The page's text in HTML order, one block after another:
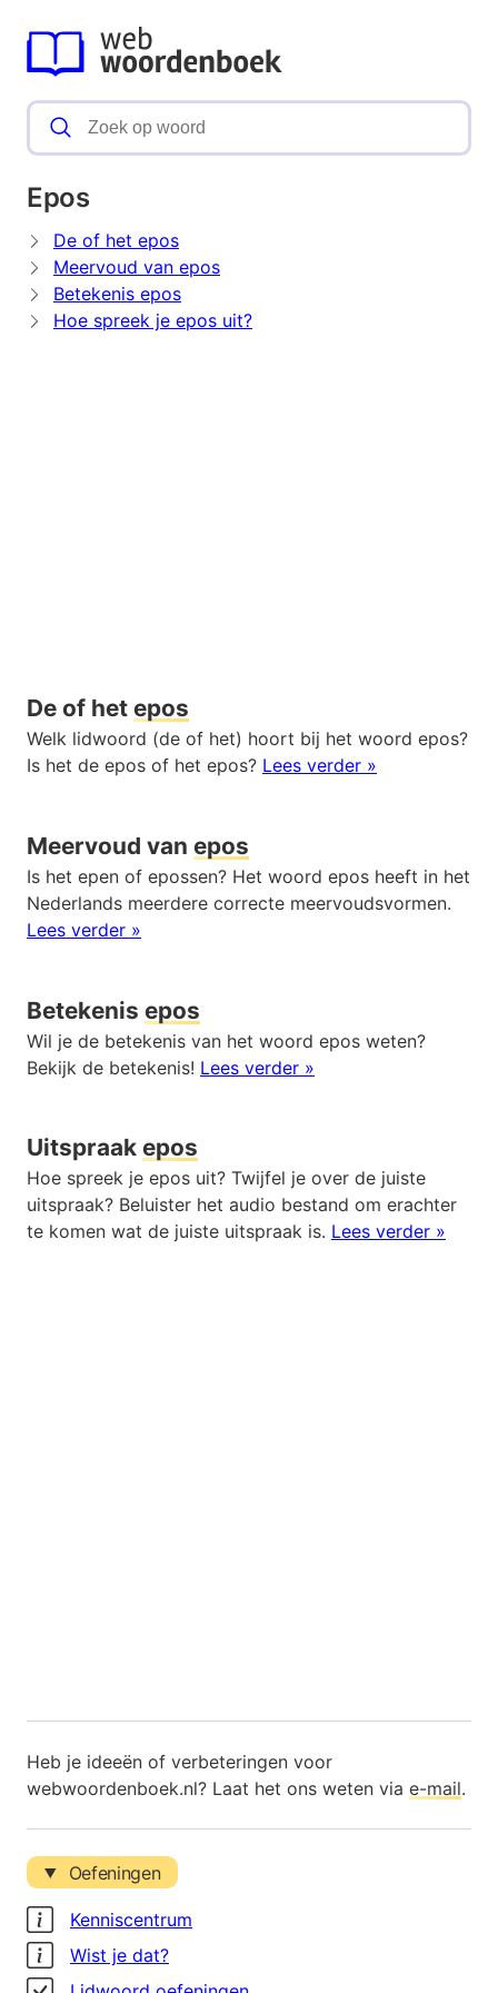
Epos
De of het epos
Meervoud van epos
Betekenis epos
Hoe spreek je epos uit?
De of het epos
Welk lidwoord (de of het) hoort bij het woord epos?
Is het de epos of het epos? Lees verder »
Meervoud van epos
Is het epen of epossen? Het woord epos heeft in het
Nederlands meerdere correcte meervoudsvormen.
Lees verder »
Betekenis epos
Wil je de betekenis van het woord epos weten?
Bekijk de betekenis! Lees verder »
Uitspraak epos
Hoe spreek je epos uit? Twijfel je over de juiste
uitspraak? Beluister het audio bestand om erachter
te komen wat de juiste uitspraak is. Lees verder »
Heb je ideeën of verbeteringen voor
webwoordenboek.nl? Laat het ons weten via e-mail.
Oefeningen
Kenniscentrum
Wist je dat?